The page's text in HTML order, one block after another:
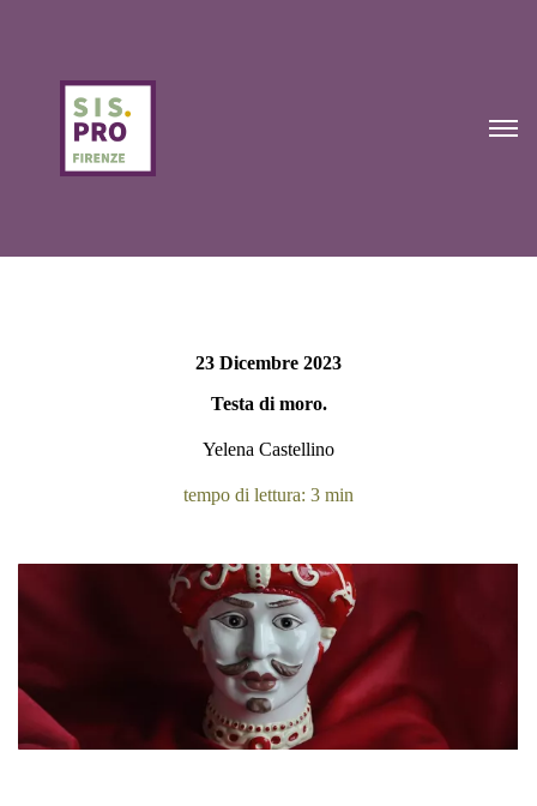
23 Dicembre 2023
Testa di moro.
Yelena Castellino
tempo di lettura: 3 min